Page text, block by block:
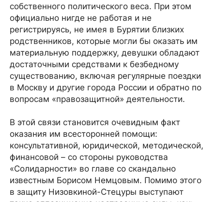
собственного политического веса. При этом
официально нигде не работая и не
регистрируясь, не имея в Бурятии близких
родственников, которые могли бы оказать им
материальную поддержку, девушки обладают
достаточными средствами к безбедному
существованию, включая регулярные поездки
в Москву и другие города России и обратно по
вопросам «правозащитной» деятельности.
В этой связи становится очевидным факт
оказания им всесторонней помощи:
консультативной, юридической, методической,
финансовой – со стороны руководства
«Солидарности» во главе со скандально
известным Борисом Немцовым. Помимо этого
в защиту Низовкиной-Стецуры выступают